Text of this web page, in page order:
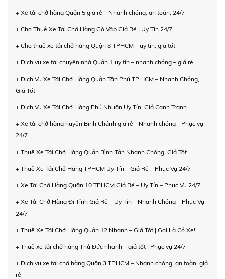
+ Xe tải chở hàng Quận 5 giá rẻ – Nhanh chóng, an toàn, 24/7
+ Cho Thuê Xe Tải Chở Hàng Gò Vấp Giá Rẻ | Uy Tín 24/7
+ Cho thuê xe tải chở hàng Quận 8 TPHCM – uy tín, giá tốt
+ Dịch vụ xe tải chuyển nhà Quận 1 uy tín – nhanh chóng – giá rẻ
+ Dịch Vụ Xe Tải Chở Hàng Quận Tân Phú TP.HCM – Nhanh Chóng,
Giá Tốt
+ Dịch Vụ Xe Tải Chở Hàng Phú Nhuận Uy Tín, Giá Cạnh Tranh
+ Xe tải chở hàng huyện Bình Chánh giá rẻ - Nhanh chóng - Phục vụ
24/7
+ Thuê Xe Tải Chở Hàng Quận Bình Tân Nhanh Chóng, Giá Tốt
+ Thuê Xe Tải Chở Hàng TPHCM Uy Tín – Giá Rẻ – Phục Vụ 24/7
+ Xe Tải Chở Hàng Quận 10 TPHCM Giá Rẻ – Uy Tín – Phục Vụ 24/7
+ Xe Tải Chở Hàng Đi Tỉnh Giá Rẻ – Uy Tín – Nhanh Chóng – Phục Vụ
24/7
+ Thuê Xe Tải Chở Hàng Quận 12 Nhanh – Giá Tốt | Gọi Là Có Xe!
+ Thuê xe tải chở hàng Thủ Đức nhanh – giá tốt | Phục vụ 24/7
+ Dịch vụ xe tải chở hàng Quận 3 TPHCM – Nhanh chóng, an toàn, giá
rẻ